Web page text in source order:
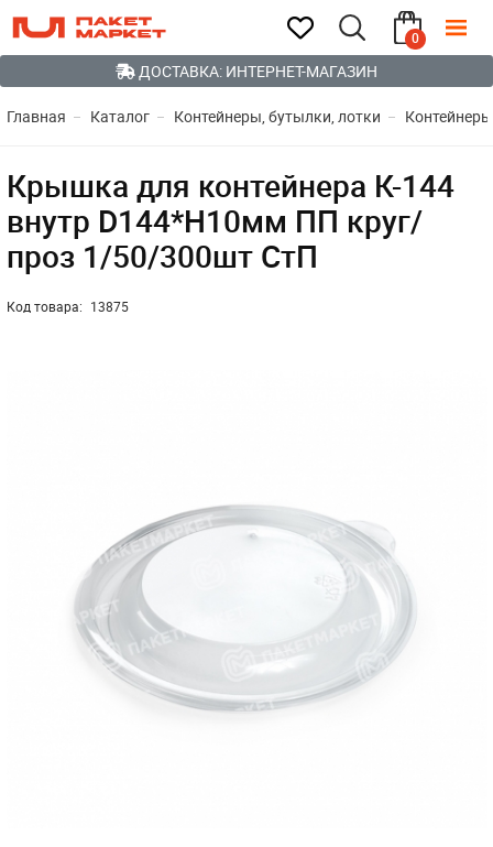
0
ДОСТАВКА: ИНТЕРНЕТ-МАГАЗИН
Главная Каталог Контейнеры, бутылки, лотки
Крышка для контейнера К-144
внутр D144*H10мм ПП круг/
проз 1/50/300шт СтП
Код товара: 13875